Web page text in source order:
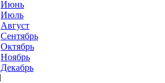
Июнь
Июль
Август
Сентябрь
Октябрь
Ноябрь
Декабрь